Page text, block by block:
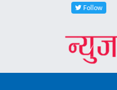
Follow